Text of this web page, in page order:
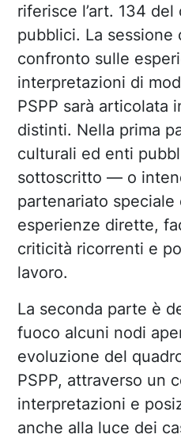
riferisce l’art. 134
pubblici. La sessione
confronto sulle
interpretazioni di
PSPP sarà articolata
distinti. Nella prima
culturali ed enti
sottoscritto — o
partenariato speciale
esperienze dirette,
criticità ricorrenti e
lavoro.
La seconda parte è
fuoco alcuni nodi
evoluzione del
PSPP, attraverso un
interpretazioni e
anche alla luce dei